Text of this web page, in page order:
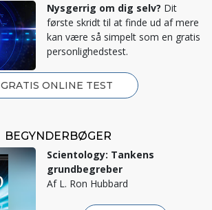
Nysgerrig om dig selv? Dit
første skridt til at finde ud af mere
kan være så simpelt som en gratis
personlighedstest.
GRATIS ONLINE TEST
BEGYNDERBØGER
Scientology: Tankens
grundbegreber
Af L. Ron Hubbard